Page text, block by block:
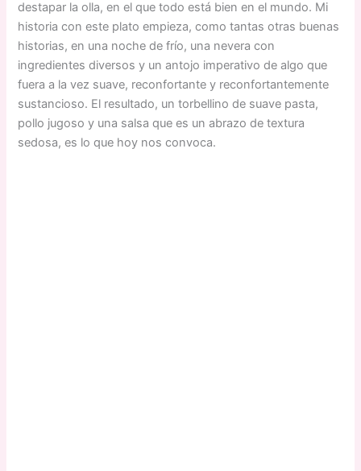
destapar la olla, en el que todo está bien en el mundo. Mi
historia con este plato empieza, como tantas otras buenas
historias, en una noche de frío, una nevera con
ingredientes diversos y un antojo imperativo de algo que
fuera a la vez suave, reconfortante y reconfortantemente
sustancioso. El resultado, un torbellino de suave pasta,
pollo jugoso y una salsa que es un abrazo de textura
sedosa, es lo que hoy nos convoca.